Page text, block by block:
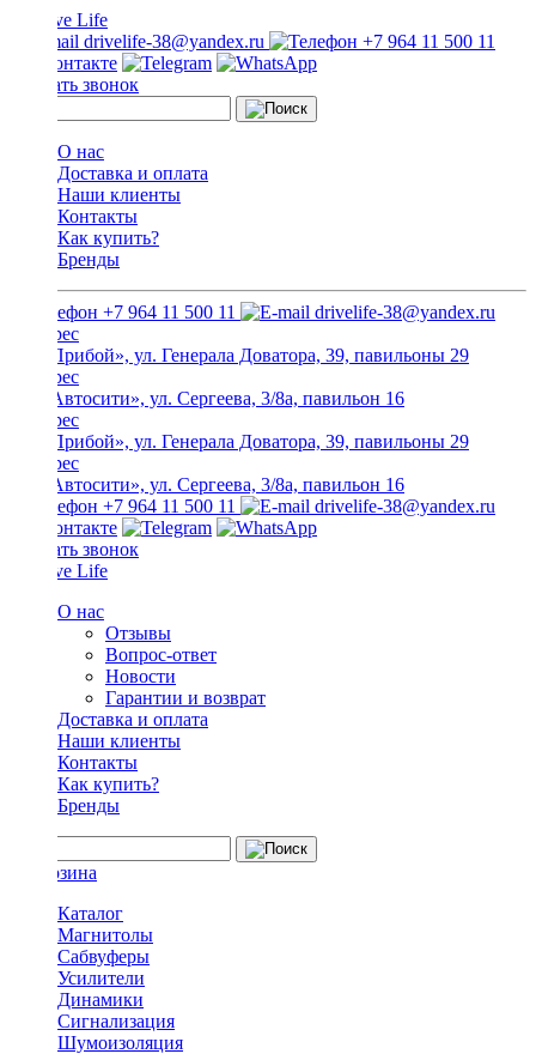
drivelife-38@yandex.ru +7 964 11 500 11
Заказать звонок
О нас
Доставка и оплата
Наши клиенты
Контакты
Как купить?
Бренды
+7 964 11 500 11 drivelife-38@yandex.ru
ТЦ «Прибой», ул. Генерала Доватора, 39, павильоны 29
ТЦ «Автосити», ул. Сергеева, 3/8а, павильон 16
ТЦ «Прибой», ул. Генерала Доватора, 39, павильоны 29
ТЦ «Автосити», ул. Сергеева, 3/8а, павильон 16
+7 964 11 500 11
drivelife-38@yandex.ru
Заказать звонок
О нас
Отзывы
Вопрос-ответ
Новости
Гарантии и возврат
Доставка и оплата
Наши клиенты
Контакты
Как купить?
Бренды
Каталог
Магнитолы
Сабвуферы
Усилители
Динамики
Сигнализация
Шумоизоляция